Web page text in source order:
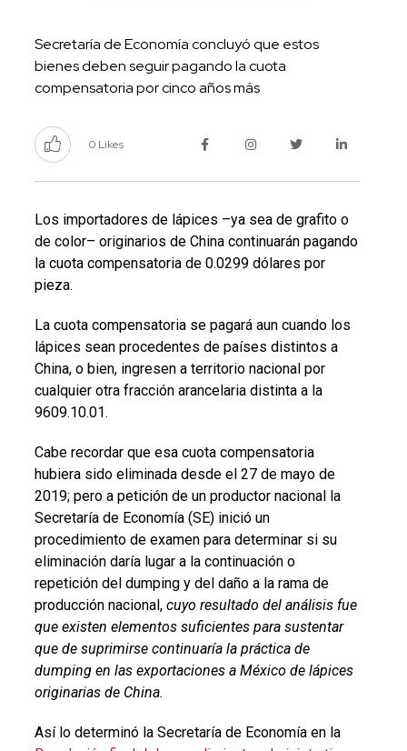
Secretaría de Economía concluyó que estos
bienes deben seguir pagando la cuota
compensatoria por cinco años más
0 Likes
Los importadores de lápices –ya sea de grafito o
de color– originarios de China continuarán pagando
la cuota compensatoria de 0.0299 dólares por
pieza.
La cuota compensatoria se pagará aun cuando los
lápices sean procedentes de países distintos a
China, o bien, ingresen a territorio nacional por
cualquier otra fracción arancelaria distinta a la
9609.10.01.
Cabe recordar que esa cuota compensatoria
hubiera sido eliminada desde el 27 de mayo de
2019; pero a petición de un productor nacional la
Secretaría de Economía (SE) inició un
procedimiento de examen para determinar si su
eliminación daría lugar a la continuación o
repetición del dumping y del daño a la rama de
producción nacional, cuyo resultado del análisis fue
que existen elementos suficientes para sustentar
que de suprimirse continuaría la práctica de
dumping en las exportaciones a México de lápices
originarias de China.
Así lo determinó la Secretaría de Economía en la